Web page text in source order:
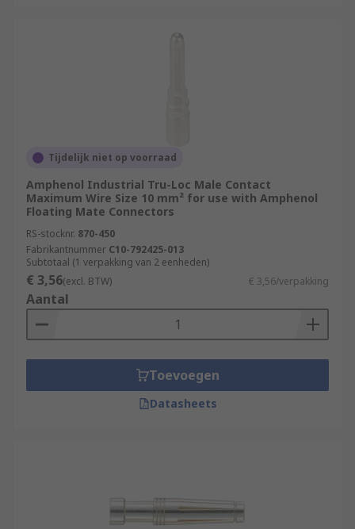
Tijdelijk niet op voorraad
Amphenol Industrial Tru-Loc Male Contact
Maximum Wire Size 10 mm² for use with Amphenol
Floating Mate Connectors
RS-stocknr. 870-450
Fabrikantnummer C10-792425-013
Subtotaal (1 verpakking van 2 eenheden)
€ 3,56(excl. BTW) € 3,56/verpakking
Aantal
Toevoegen
Datasheets